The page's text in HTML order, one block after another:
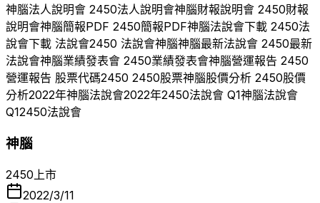
神腦法人說明會 2450法人說明會神腦財報說明會 2450財報
說明會神腦簡報PDF 2450簡報PDF神腦法說會下載 2450法
說會下載 法說會2450 法說會神腦神腦最新法說會 2450最新
法說會神腦業績發表會 2450業績發表會神腦營運報告 2450
營運報告 股票代碼2450 2450股票神腦股價分析 2450股價
分析2022年神腦法說會2022年2450法說會 Q1神腦法說會
Q12450法說會
神腦
2450 上市
2022/3/11